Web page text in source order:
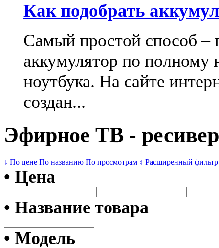
Как подобрать
Самый простой способ –
аккумулятор по
ноутбука. На сайте
создан...
Эфирное ТВ -
↓ По цене По названию По просмотрам ↨ Расширенный фильтр
• Цена
• Название товара
• Модель